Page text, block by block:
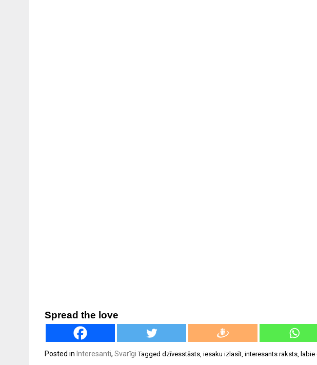
Spread the love
Posted in Interesanti, Svarīgi Tagged dzīvesstāsts iesaku izlasīt interesants raksts